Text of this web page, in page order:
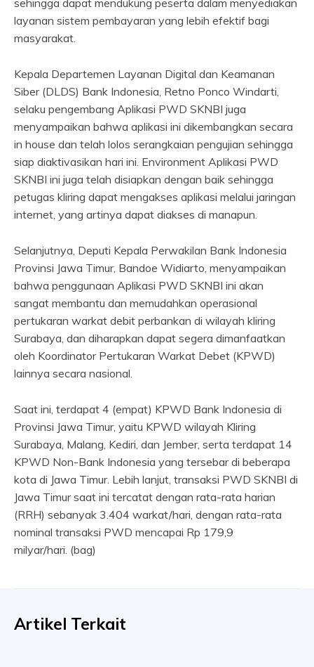
sehingga dapat mendukung peserta dalam menyediakan
layanan sistem pembayaran yang lebih efektif bagi
masyarakat.
Kepala Departemen Layanan Digital dan Keamanan
Siber (DLDS) Bank Indonesia, Retno Ponco Windarti,
selaku pengembang Aplikasi PWD SKNBI juga
menyampaikan bahwa aplikasi ini dikembangkan secara
in house dan telah lolos serangkaian pengujian sehingga
siap diaktivasikan hari ini. Environment Aplikasi PWD
SKNBI ini juga telah disiapkan dengan baik sehingga
petugas kliring dapat mengakses aplikasi melalui jaringan
internet, yang artinya dapat diakses di manapun.
Selanjutnya, Deputi Kepala Perwakilan Bank Indonesia
Provinsi Jawa Timur, Bandoe Widiarto, menyampaikan
bahwa penggunaan Aplikasi PWD SKNBI ini akan
sangat membantu dan memudahkan operasional
pertukaran warkat debit perbankan di wilayah kliring
Surabaya, dan diharapkan dapat segera dimanfaatkan
oleh Koordinator Pertukaran Warkat Debet (KPWD)
lainnya secara nasional.
Saat ini, terdapat 4 (empat) KPWD Bank Indonesia di
Provinsi Jawa Timur, yaitu KPWD wilayah Kliring
Surabaya, Malang, Kediri, dan Jember, serta terdapat 14
KPWD Non-Bank Indonesia yang tersebar di beberapa
kota di Jawa Timur. Lebih lanjut, transaksi PWD SKNBI di
Jawa Timur saat ini tercatat dengan rata-rata harian
(RRH) sebanyak 3.404 warkat/hari, dengan rata-rata
nominal transaksi PWD mencapai Rp 179,9
milyar/hari. (bag)
Artikel Terkait